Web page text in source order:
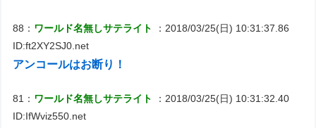
88： ワールド名無しサテライト
：2018/03/25(日) 10:31:37.86
ID:ft2XY2SJ0.net
アンコールはお断り！
81： ワールド名無しサテライト
：2018/03/25(日) 10:31:32.40
ID:IfWviz550.net